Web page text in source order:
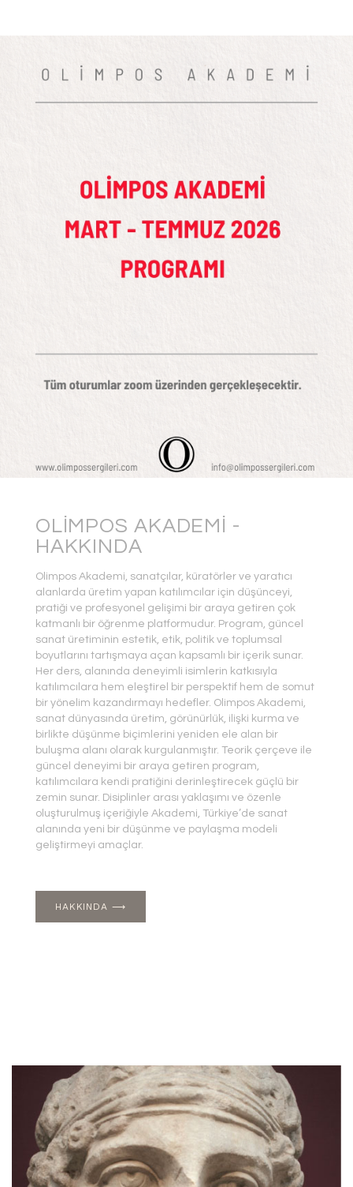
OLIMPOS AKADEMI -
HAKKINDA
Olimpos Akademi, sanatçılar, küratörler ve yaratıcı
alanlarda üretim yapan katılımcılar için düşünceyi,
pratiği ve profesyonel gelişimi bir araya getiren çok
katmanlı bir öğrenme platformudur. Program, güncel
sanat üretiminin estetik, etik, politik ve toplumsal
boyutlarını tartışmaya açan kapsamlı bir içerik sunar.
Her ders, alanında deneyimli isimlerin katkısıyla
katılımcılara hem eleştirel bir perspektif hem de somut
bir yönelim kazandırmayı hedefler. Olimpos Akademi,
sanat dünyasında üretim, görünürlük, ilişki kurma ve
birlikte düşünme biçimlerini yeniden ele alan bir
buluşma alanı olarak kurgulanmıştır. Teorik çerçeve ile
güncel deneyimi bir araya getiren program,
katılımcılara kendi pratiğini derinleştirecek güçlü bir
zemin sunar. Disiplinler arası yaklaşımı ve özenle
oluşturulmuş içeriğiyle Akademi, Türkiye’de sanat
alanında yeni bir düşünme ve paylaşma modeli
geliştirmeyi amaçlar.
HAKKINDA ⟶